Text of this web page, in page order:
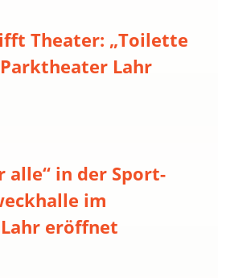
Theater: „Toilette
Lahr
alle“ in der Sport-
im
eröffnet